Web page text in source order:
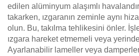
edilen alüminyum alaşımlı
takarken, ızgaranın zeminle aynı
olun. Bu, takılma tehlikesini önler.
ızgara hareket etmemeli veya
Ayarlanabilir lameller veya